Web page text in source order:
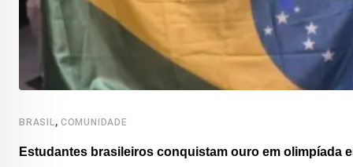
BRASIL, COMUNIDADE
Estudantes brasileiros conquistam ouro em olimpíada